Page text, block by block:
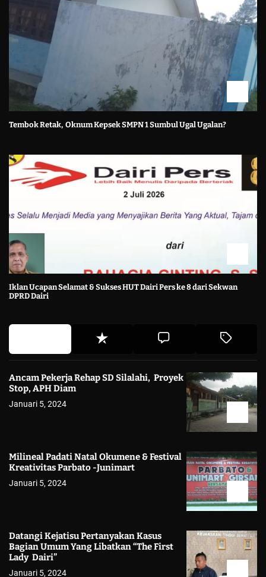
Tembok Retak, Oknum Kepsek SMPN 1 Sumbul Ugal Ugalan?
Iklan Ucapan Selamat & Sukses HUT Dairi Pers ke 8 dari Sekwan
DPRD Dairi
Ancam Pekerja Rehap SD Silalahi, Proyek
Stop, APH Diam
Januari 5, 2024
Milineal Padati Natal Okumene & Festival
Kreativitas Parbato -Junimart
Januari 5, 2024
Datangi Kejatisu Pertanyakan Kasus
Bagian Umum Yang Libatkan “The First
Lady Dairi”
Januari 5, 2024